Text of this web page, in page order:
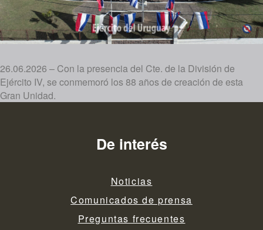
26.06.2026 – Con la presencia del Cte. de la División de
Ejército IV, se conmemoró los 88 años de creación de esta
Gran Unidad.
De interés
Noticias
Comunicados de prensa
Preguntas frecuentes